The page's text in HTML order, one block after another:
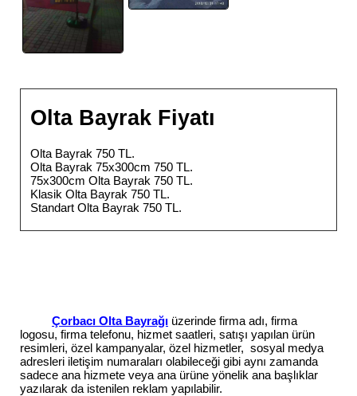
Olta Bayrak Fiyatı
Olta Bayrak 750 TL.
Olta Bayrak 75x300cm 750 TL.
75x300cm Olta Bayrak 750 TL.
Klasik Olta Bayrak 750 TL.
Standart Olta Bayrak 750 TL.
Çorbacı Olta Bayrağı üzerinde firma adı, firma
logosu, firma telefonu, hizmet saatleri, satışı yapılan ürün
resimleri, özel kampanyalar, özel hizmetler, sosyal medya
adresleri iletişim numaraları olabileceği gibi aynı zamanda
sadece ana hizmete veya ana ürüne yönelik ana başlıklar
yazılarak da istenilen reklam yapılabilir.